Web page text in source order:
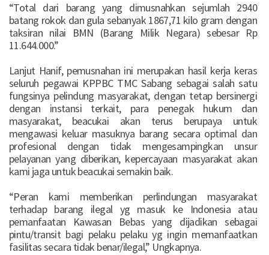
“Total dari barang yang dimusnahkan sejumlah 2940
batang rokok dan gula sebanyak 1867,71 kilo gram dengan
taksiran nilai BMN (Barang Milik Negara) sebesar Rp
11.644.000.”
Lanjut Hanif, pemusnahan ini merupakan hasil kerja keras
seluruh pegawai KPPBC TMC Sabang sebagai salah satu
fungsinya pelindung masyarakat, dengan tetap bersinergi
dengan instansi terkait, para penegak hukum dan
masyarakat, beacukai akan terus berupaya untuk
mengawasi keluar masuknya barang secara optimal dan
profesional dengan tidak mengesampingkan unsur
pelayanan yang diberikan, kepercayaan masyarakat akan
kami jaga untuk beacukai semakin baik.
“Peran kami memberikan perlindungan masyarakat
terhadap barang ilegal yg masuk ke Indonesia atau
pemanfaatan Kawasan Bebas yang dijadikan sebagai
pintu/transit bagi pelaku pelaku yg ingin memanfaatkan
fasilitas secara tidak benar/ilegal,” Ungkapnya.